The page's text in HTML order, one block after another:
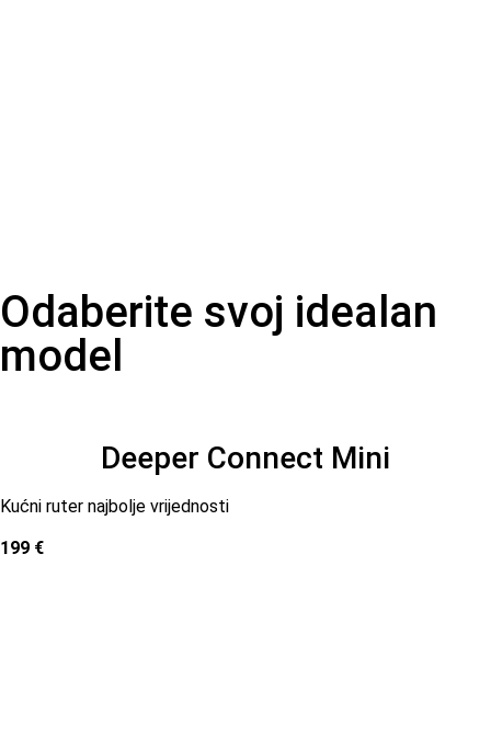
Odaberite svoj idealan
model
Deeper Connect Mini
Kućni ruter najbolje vrijednosti
199 €